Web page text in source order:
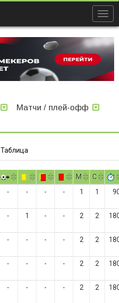
Матчи / плей-офф
Таблица
M
С
- - - - 1 1
- 1 - - 2 2
- - - - 2 2
- - - - 2 2
- - - - 2 2